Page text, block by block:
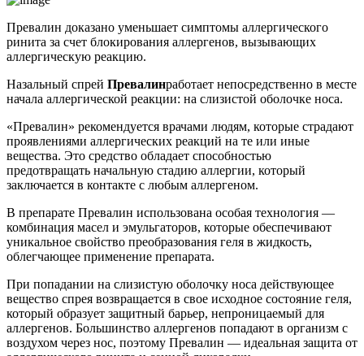
Превалин доказано уменьшает симптомы аллергического
ринита за счет блокирования аллергенов, вызывающих
аллергическую реакцию.
Назальный спрей Превалинработает непосредственно в месте
начала аллергической реакции: на слизистой оболочке носа.
«Превалин» рекомендуется врачами людям, которые страдают
проявлениями аллергических реакций на те или иные
вещества. Это средство обладает способностью
предотвращать начальную стадию аллергии, который
заключается в контакте с любым аллергеном.
В препарате Превалин использована особая технология —
комбинация масел и эмульгаторов, которые обеспечивают
уникальное свойство преобразования геля в жидкость,
облегчающее применение препарата.
При попадании на слизистую оболочку носа действующее
вещество спрея возвращается в свое исходное состояние геля,
который образует защитный барьер, непроницаемый для
аллергенов. Большинство аллергенов попадают в организм с
воздухом через нос, поэтому Превалин — идеальная защита от